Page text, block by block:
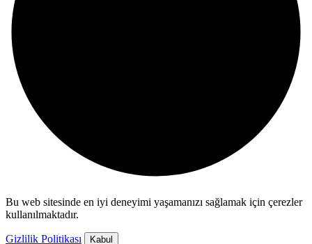
Bu web sitesinde en iyi deneyimi yaşamanızı sağlamak için çerezler
kullanılmaktadır.
Gizlilik Politikası Kabul